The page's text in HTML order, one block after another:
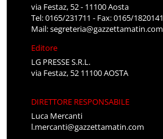
via Festaz, 52 - 11100 Aosta
Tel: 0165/231711 - Fax: 0165/1820141
Mail:segreteria@gazzettamatin.com
Editore
LG PRESSE S.R.L.
via Festaz, 52 11100 AOSTA
DIRETTORE RESPONSABILE
Luca Mercanti
l.mercanti@gazzettamatin.com